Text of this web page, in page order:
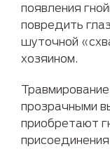
появления
повредить
шуточной
хозяином.
прозрачными
приобретают